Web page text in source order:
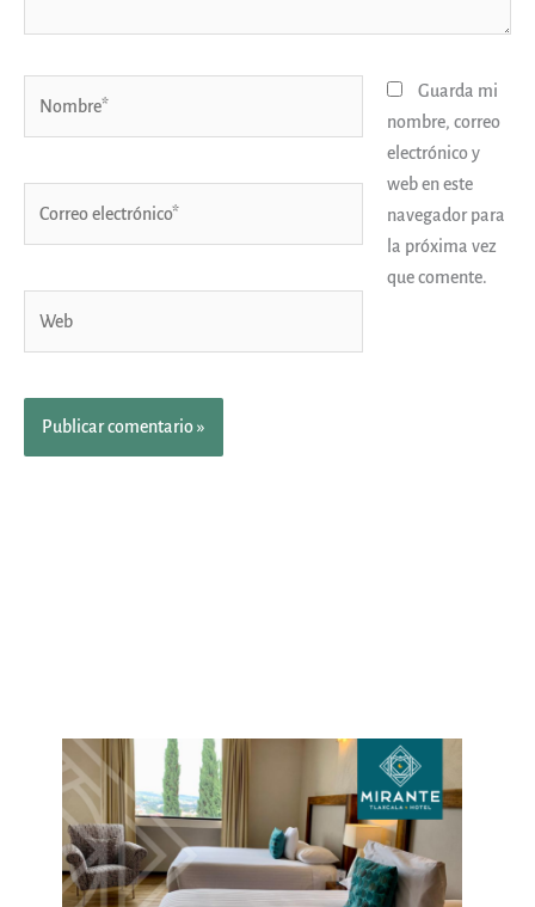
Guarda mi
nombre, correo
electrónico y
web en este
navegador para
la próxima vez
que comente.